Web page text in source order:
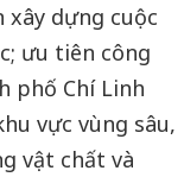
xây dựng cuộc
ưu tiên công
phố Chí Linh
vực vùng sâu,
vật chất và